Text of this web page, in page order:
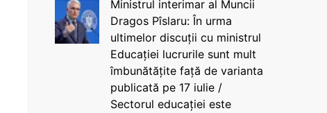
Ministrul interimar al Muncii
Dragos Pîslaru: În urma
ultimelor discuții cu ministrul
Educației lucrurile sunt mult
îmbunătățite față de varianta
publicată pe 17 iulie /
Sectorul educației este